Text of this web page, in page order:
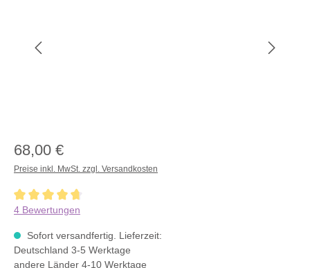
68,00 €
Preise inkl. MwSt. zzgl. Versandkosten
Durchschnittliche Bewertung von 4.7 von 5 Sternen
4 Bewertungen
Sofort versandfertig. Lieferzeit:
Deutschland 3-5 Werktage
andere Länder 4-10 Werktage